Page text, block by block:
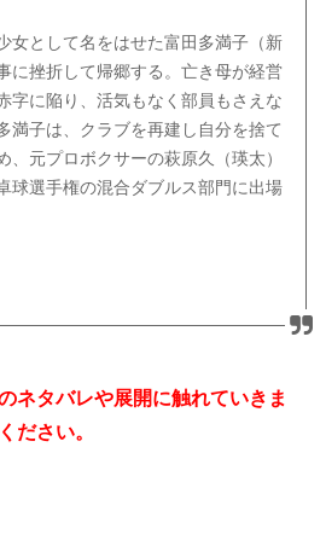
女として名をはせた富田多満子（新
に挫折して帰郷する。亡き母が経営
字に陥り、活気もなく部員もさえな
満子は、クラブを再建し自分を捨て
、元プロボクサーの萩原久（瑛太）
球選手権の混合ダブルス部門に出場
ネタバレや展開に触れていきま
ださい。